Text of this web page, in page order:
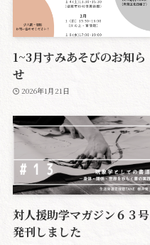
1~3月すみあそびのお知ら
せ
2026年1月21日
対人援助学マガジン６３号
発刊しました